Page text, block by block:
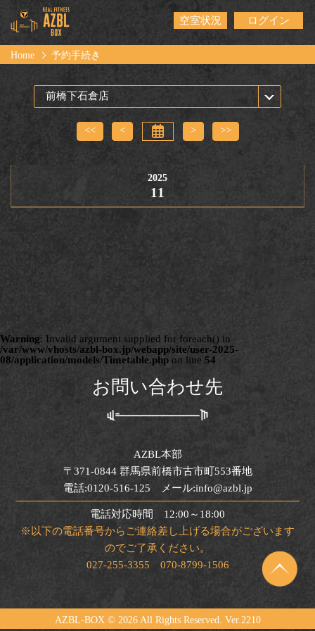
空室状況 ログイン
Home 予約手続き
<< < > >>
2025
11
Warning: Invalid argument supplied for foreach() in
/var/www/vhosts/azbl-box.jp/webapp/site/user-2025-
08/application/models/Timetable.php on line 54
お問い合わせ先
AZBL本部
〒371-0844 群馬県前橋市古市町553番地
電話:0120-516-125 メール:info@azbl.jp
電話対応時間 12:00～18:00
※以下の電話番号からご連絡差し上げる場合がございます
のでご了承ください。
027-255-3355 070-8799-1506
AZBL-BOX © 2026 All Rights Reserved. Ver.2210